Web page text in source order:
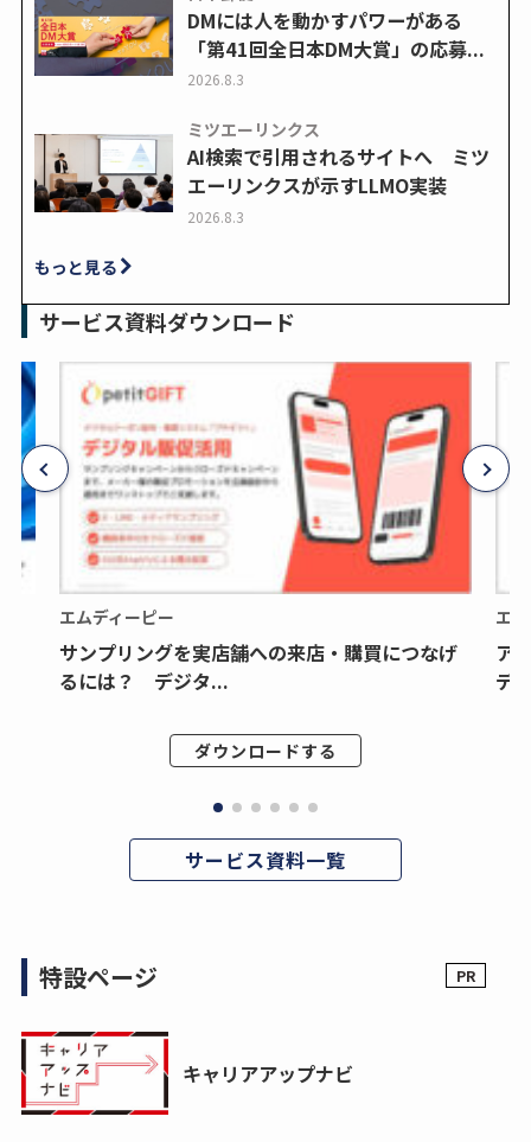
DMには人を動かすパワーがある
「第41回全日本DM大賞」の応募...
2026.8.3
ミツエーリンクス
AI検索で引用されるサイトへ ミツ
エーリンクスが示すLLMO実装
2026.8.3
もっと見る
サービス資料ダウンロード
エムディーピー
サンプリングを実店舗への来店・購買につなげ
るには？ デジタ...
ダウンロードする
エ
ア
デ
サービス資料一覧
特設ページ
キャリアアップナビ